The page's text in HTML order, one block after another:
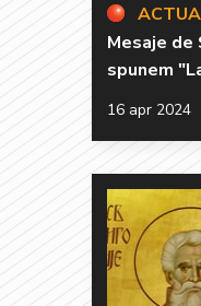
Mesaje de
spunem
16 apr 2024